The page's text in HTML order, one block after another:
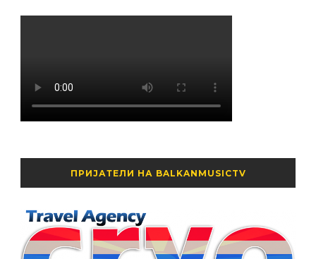
ПРИЈАТЕЛИ НА BALKANMUSICTV